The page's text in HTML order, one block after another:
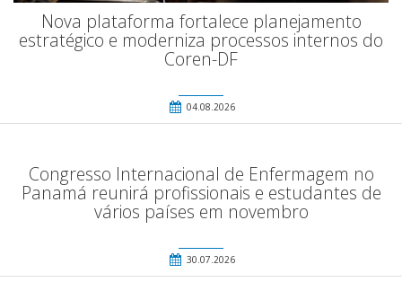
Nova plataforma fortalece planejamento
estratégico e moderniza processos internos do
Coren-DF
04.08.2026
Congresso Internacional de Enfermagem no
Panamá reunirá profissionais e estudantes de
vários países em novembro
30.07.2026